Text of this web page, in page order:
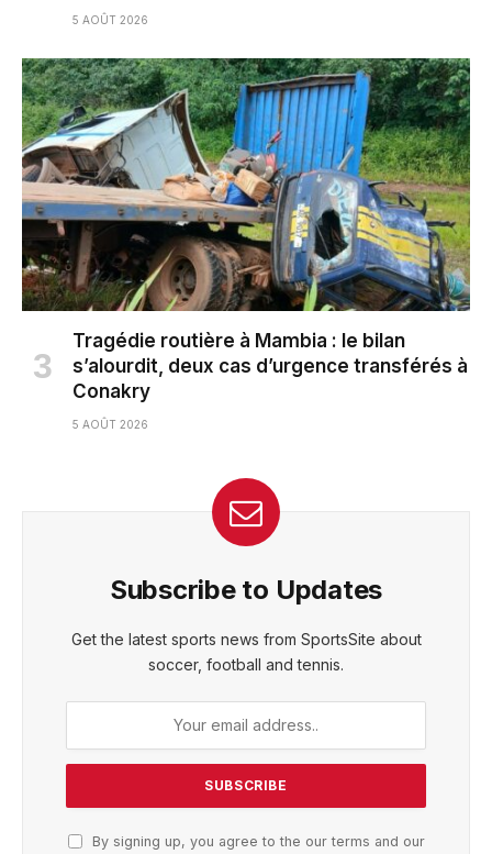
5 AOÛT 2026
Tragédie routière à Mambia : le bilan
s’alourdit, deux cas d’urgence transférés à
Conakry
5 AOÛT 2026
Subscribe to Updates
Get the latest sports news from SportsSite about
soccer, football and tennis.
By signing up, you agree to the our terms and our